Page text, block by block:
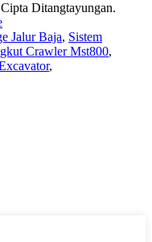
Ditangtayungan.
Jalur Baja, Sistem
Crawler Mst800,
,